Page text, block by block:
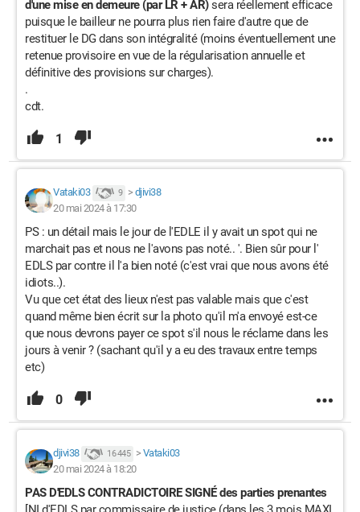
d'une mise en demeure (par LR + AR)sera réellement efficace
puisque le bailleur ne pourra plus rien faire d'autre que de
restituer le DG dans son intégralité (moins éventuellement une
retenue provisoire en vue de la régularisation annuelle et
définitive des provisions sur charges).
.
cdt.
1
Vataki03 9 > djivi38
20 mai 2024 à 17:30
PS : un détail mais le jour de l'EDLE il y avait un spot qui ne
marchait pas et nous ne l'avons pas noté.. '. Bien sûr pour l'
EDLS par contre il l'a bien noté (c'est vrai que nous avons été
idiots..).
Vu que cet état des lieux n'est pas valable mais que c'est
quand même bien écrit sur la photo qu'il m'a envoyé est-ce
que nous devrons payer ce spot s'il nous le réclame dans les
jours à venir ? (sachant qu'il y a eu des travaux entre temps
etc)
0
djivi38 16 445 > Vataki03
20 mai 2024 à 18:20
PAS D'EDLS CONTRADICTOIRE SIGNÉ des parties prenantes